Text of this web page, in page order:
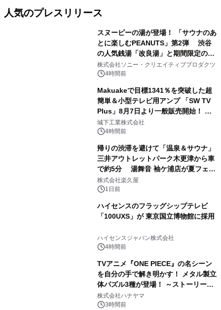
人気のプレスリリース
スヌーピーの湯が登場！ 「サウナのあ
とに楽しむPEANUTS」第2弾 渋谷
の人気銭湯「改良湯」と期間限定のコ
ラボレーション サウナイキタイコラ
ボグッズも発売決定！
株式会社ソニー・クリエイティブプロダクツ
4時間前
Makuakeで目標1341％を突破した超
簡単＆小型テレビ用アンプ 「SW TV
Plus」8月7日より一般販売開始！ ケ
ーブル1本つなぐだけ、テレビの音が
ぐっと豊かに
城下工業株式会社
4時間前
帰りの渋滞を避けて「温泉＆サウナ」
三井アウトレットパーク木更津から車
で約5分 湯舞音 袖ケ浦店が夏フェア
メニューを提供
株式会社楽久屋
1日前
ハイセンスのフラッグシップテレビ
「100UXS」が 東京国立博物館に採用
ハイセンスジャパン株式会社
4時間前
TVアニメ『ONE PIECE』の名シーン
を自分の手で解き明かす！ メタル製立
体パズル3種が登場！ ～ストーリーと
ギミックが融合した 大人の体験型パズ
ルが8月7日(金)12時より先行予約受付
株式会社ハナヤマ
3時間前